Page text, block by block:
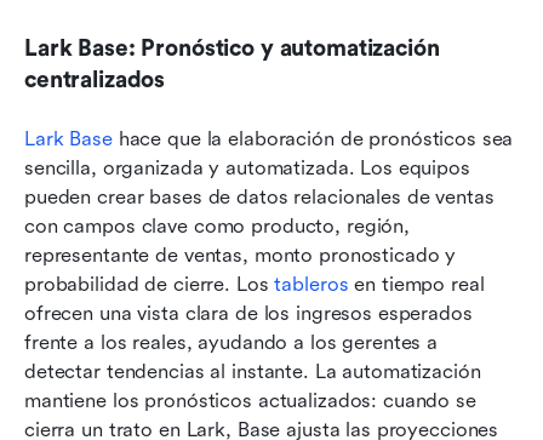
Lark Base: Pronóstico y automatización
centralizados
Lark Base hace que la elaboración de pronósticos sea
sencilla, organizada y automatizada. Los equipos
pueden crear bases de datos relacionales de ventas
con campos clave como producto, región,
representante de ventas, monto pronosticado y
probabilidad de cierre. Los tableros en tiempo real
ofrecen una vista clara de los ingresos esperados
frente a los reales, ayudando a los gerentes a
detectar tendencias al instante. La automatización
mantiene los pronósticos actualizados: cuando se
cierra un trato en Lark, Base ajusta las proyecciones